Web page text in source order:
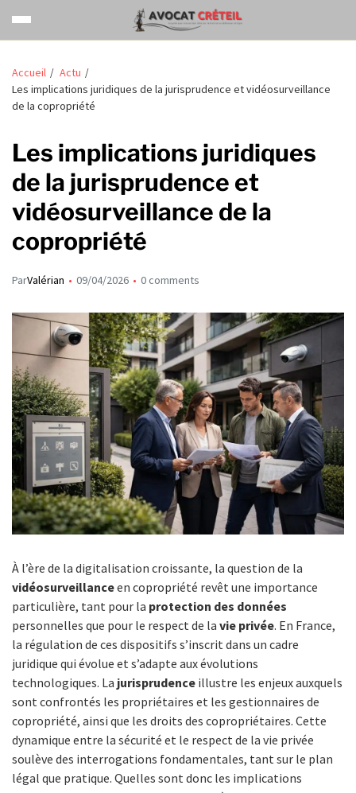
Accueil
Actu
Les implications juridiques de la jurisprudence et vidéosurveillance
de la copropriété
Les implications juridiques
de la jurisprudence et
vidéosurveillance de la
copropriété
ParValérian 09/04/2026 0 comments
À l’ère de la digitalisation croissante, la question de la
vidéosurveillanceen copropriété revêt une importance
particulière, tant pour la protection des données
personnelles que pour le respect de la vie privée. En France,
la régulation de ces dispositifs s’inscrit dans un cadre
juridique qui évolue et s’adapte aux évolutions
technologiques. La jurisprudence illustre les enjeux auxquels
sont confrontés les propriétaires et les gestionnaires de
copropriété, ainsi que les droits des copropriétaires. Cette
dynamique entre la sécurité et le respect de la vie privée
soulève des interrogations fondamentales, tant sur le plan
légal que pratique. Quelles sont donc les implications